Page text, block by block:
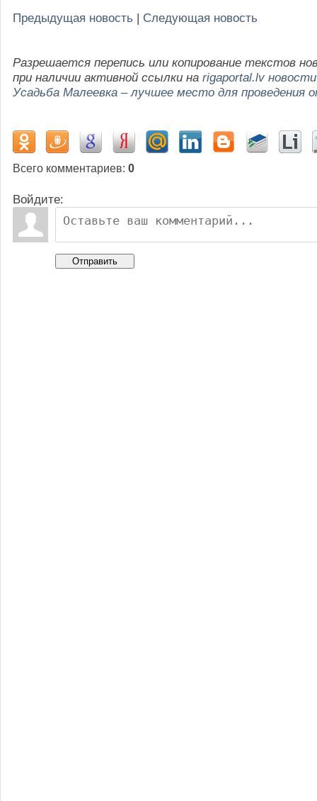
Предыдущая новость | Следующая новость
Разрешается перепись или копирование текстов
при наличии активной ссылки на rigaportal.lv новости
Усадьба Малеевка – лучшее место для проведения
Всего комментариев: 0
Войдите:
Отправить